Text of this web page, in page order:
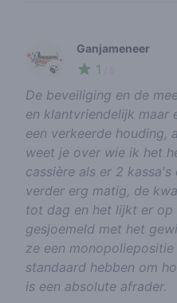
🍃
Ganjameneer
1
De beveiliging en de
en klantvriendelijk maar
een verkeerde houding,
weet je over wie ik het
cassière als er 2
verder erg matig, de
tot dag en het lijkt er
gesjoemeld met het
ze een
standaard hebben om
is een absolute afrader.